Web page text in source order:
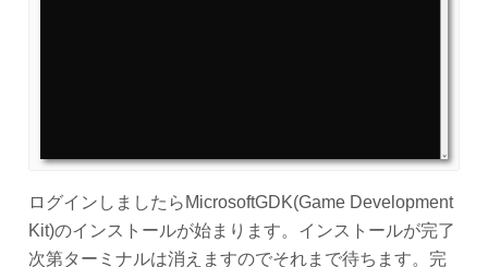
ログインしましたらMicrosoftGDK(Game Development
Kit)のインストールが始まります。インストールが完了
次第ターミナルは消えますのでそれまで待ちます。完